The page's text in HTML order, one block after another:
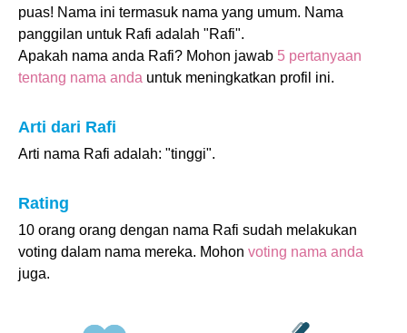
puas! Nama ini termasuk nama yang umum. Nama
panggilan untuk Rafi adalah "Rafi".
Apakah nama anda Rafi? Mohon jawab 5 pertanyaan
tentang nama anda untuk meningkatkan profil ini.
Arti dari Rafi
Arti nama Rafi adalah: "tinggi".
Rating
10 orang orang dengan nama Rafi sudah melakukan
voting dalam nama mereka. Mohon voting nama anda
juga.